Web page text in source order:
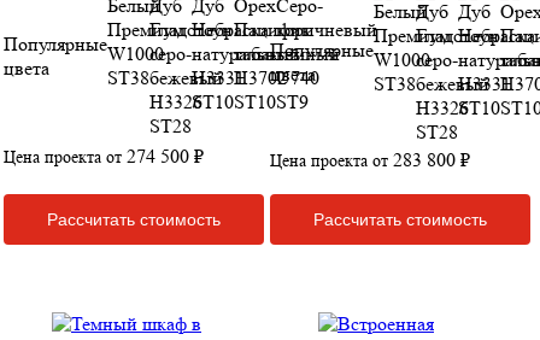
Популярные
цвета
Цена проекта от 274 500 ₽
Рассчитать стоимость
Популярные
цвета
Цена проекта от 283 800 ₽
Рассчитать стоимость